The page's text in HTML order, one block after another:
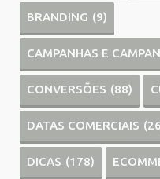
BRANDING (9)
CAMPANHAS E
CONVERSÕES (88)
DATAS COMERCIAIS
DICAS (178)